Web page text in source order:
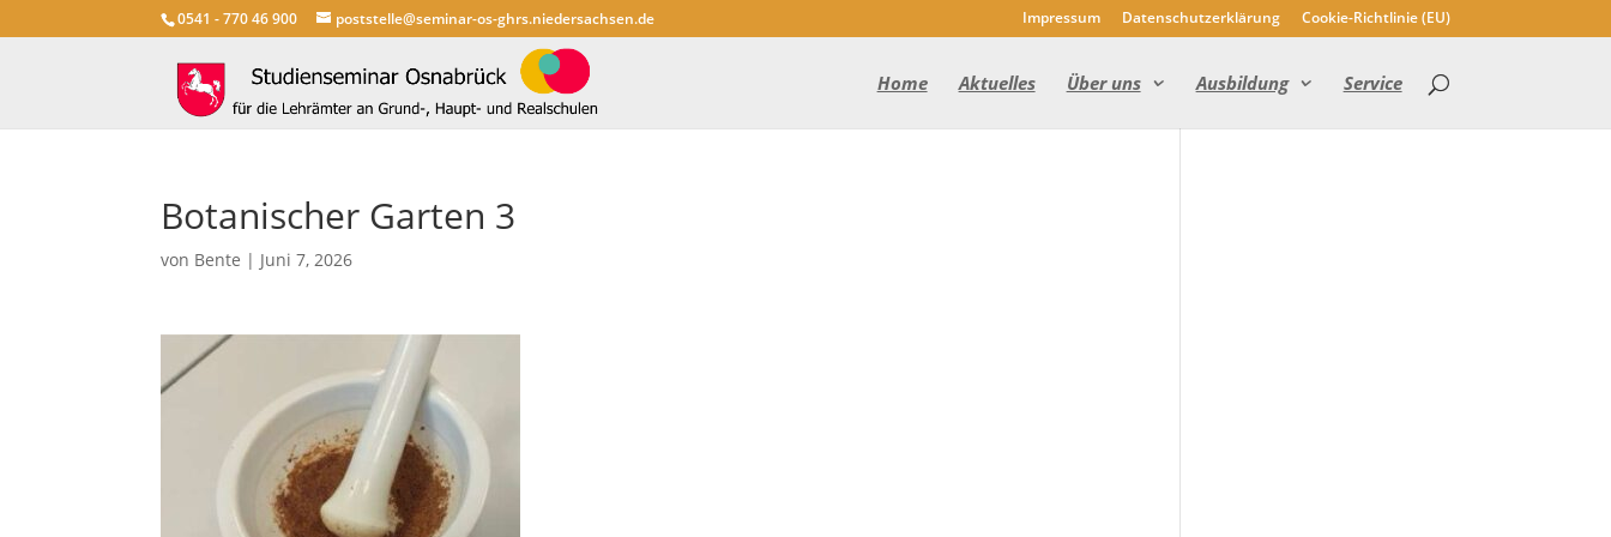
0541 - 770 46 900 poststelle@seminar-os-ghrs.niedersachsen.de Impressum Datenschutzerklärung Cookie-Richtlinie (EU)
Home Aktuelles Über uns Ausbildung Service
Botanischer Garten 3
von Bente | Juni 7, 2026